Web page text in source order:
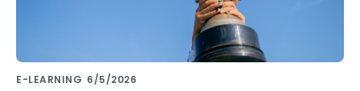
E-LEARNING 6/5/2026